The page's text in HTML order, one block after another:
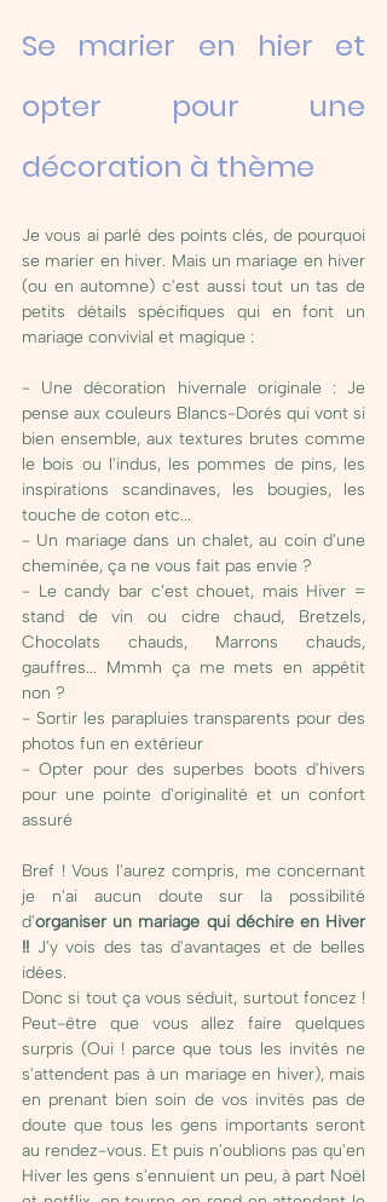
Se marier en hier et
opter pour une
décoration à thème
Je vous ai parlé des points clés, de pourquoi
se marier en hiver. Mais un mariage en hiver
(ou en automne) c'est aussi tout un tas de
petits détails spécifiques qui en font un
mariage convivial et magique :
- Une décoration hivernale originale : Je
pense aux couleurs Blancs-Dorés qui vont si
bien ensemble, aux textures brutes comme
le bois ou l'indus, les pommes de pins, les
inspirations scandinaves, les bougies, les
touche de coton etc...
- Un mariage dans un chalet, au coin d'une
cheminée, ça ne vous fait pas envie ?
- Le candy bar c'est chouet, mais Hiver =
stand de vin ou cidre chaud, Bretzels,
Chocolats chauds, Marrons chauds,
gauffres... Mmmh ça me mets en appétit
non ?
- Sortir les parapluies transparents pour des
photos fun en extérieur
- Opter pour des superbes boots d'hivers
pour une pointe d'originalité et un confort
assuré
Bref ! Vous l'aurez compris, me concernant
je n'ai aucun doute sur la possibilité
d'organiser un mariage qui déchire en Hiver
!! J'y vois des tas d'avantages et de belles
idées.
Donc si tout ça vous séduit, surtout foncez !
Peut-être que vous allez faire quelques
surpris (Oui ! parce que tous les invités ne
s'attendent pas à un mariage en hiver), mais
en prenant bien soin de vos invités pas de
doute que tous les gens importants seront
au rendez-vous. Et puis n'oublions pas qu'en
Hiver les gens s'ennuient un peu, à part Noël